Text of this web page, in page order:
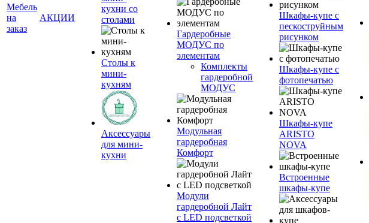
Мебель
на
заказ
АКЦИИ
кухни со
столами
Столы к
мини-
кухням
Аксессуары
для мини-
кухни
Гардеробные
МОДУС по
элементам
Комплекты
гардеробной
МОДУС
Модульная
гардеробная
Комфорт
Модули
гардеробной Лайт
с LED подсветкой
Шкафы-купе с
пескоструйным
рисунком
Шкафы-купе с
фотопечатью
Шкафы-купе
ARISTO
NOVA
Встроенные
шкафы-купе